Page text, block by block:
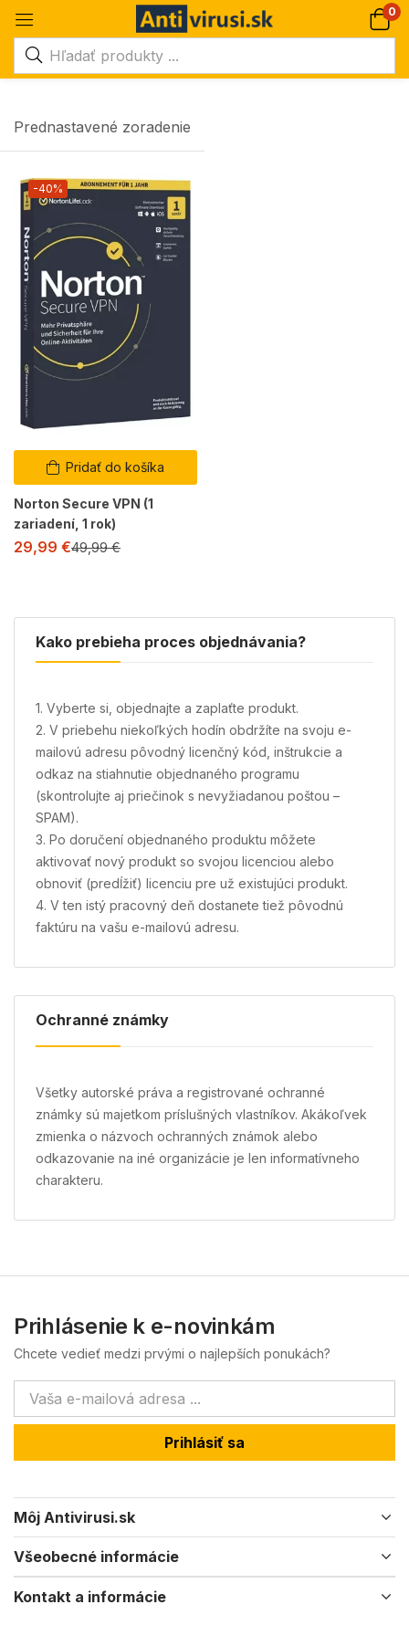
0
Prednastavené zoradenie
Pridať do košíka
-40%
Norton Secure VPN (1
zariadení, 1 rok)
29,99 €49,99€
Kako prebieha proces objednávania?
1. Vyberte si, objednajte a zaplaťte produkt.
2. V priebehu niekoľkých hodín obdržíte na svoju e-
mailovú adresu pôvodný licenčný kód, inštrukcie a
odkaz na stiahnutie objednaného programu
(skontrolujte aj priečinok s nevyžiadanou poštou –
SPAM).
3. Po doručení objednaného produktu môžete
aktivovať nový produkt so svojou licenciou alebo
obnoviť (predĺžiť) licenciu pre už existujúci produkt.
4. V ten istý pracovný deň dostanete tiež pôvodnú
faktúru na vašu e-mailovú adresu.
Ochranné známky
Všetky autorské práva a registrované ochranné
známky sú majetkom príslušných vlastníkov. Akákoľvek
zmienka o názvoch ochranných známok alebo
odkazovanie na iné organizácie je len informatívneho
charakteru.
Prihlásenie k e-novinkám
Chcete vedieť medzi prvými o najlepších ponukách?
Prihlásiť sa
Môj Antivirusi.sk
Všeobecné informácie
Kontakt a informácie